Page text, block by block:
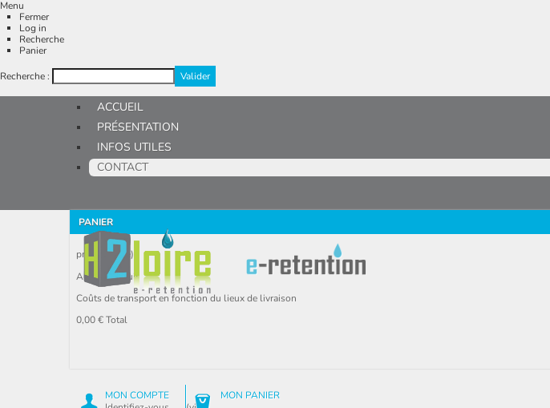
Menu
Fermer
Log in
Recherche
Panier
Recherche :
ACCUEIL
PRÉSENTATION
INFOS UTILES
CONTACT
PANIER
produit
(vide)
Aucun produit
Coûts de transport en fonction du lieux de livraison
0,00 €Total
MON COMPTE
MON PANIER